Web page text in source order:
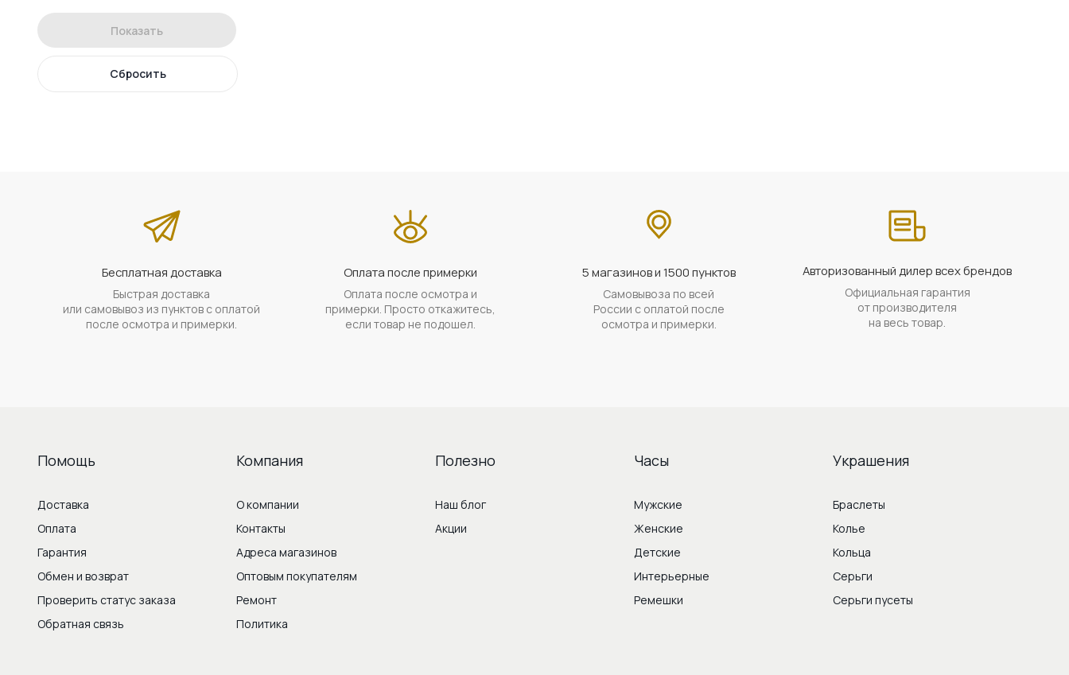
Показать
Сбросить
Бесплатная доставка
Быстрая доставка
или самовывоз из пунктов с оплатой
после осмотра и примерки.
Оплата после примерки
Оплата после осмотра и
примерки. Просто откажитесь,
если товар не подошел.
5 магазинов и 1500 пунктов
Самовывоза по всей
России с оплатой после
осмотра и примерки.
Авторизованный дилер всех брендов
Официальная гарантия
от производителя
на весь товар.
Помощь
Доставка
Оплата
Гарантия
Обмен и возврат
Проверить статус заказа
Обратная связь
Компания
О компании
Контакты
Адреса магазинов
Оптовым покупателям
Ремонт
Политика
Полезно
Наш блог
Акции
Часы
Мужские
Женские
Детские
Интерьерные
Ремешки
Украшения
Браслеты
Колье
Кольца
Серьги
Серьги пусеты